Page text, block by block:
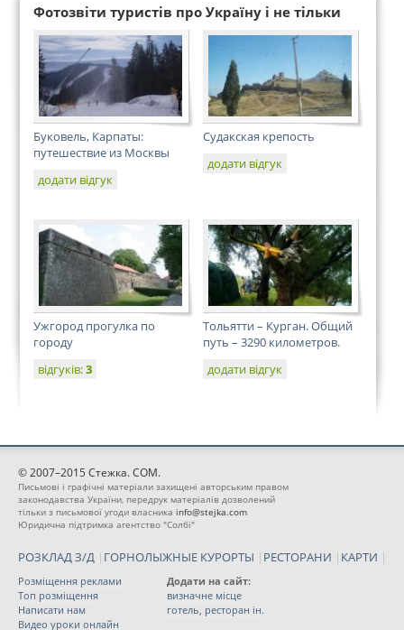
Фотозвіти туристів про Україну і не тільки
Буковель, Карпаты:
путешествие из Москвы
додати відгук
Судакская крепость
додати відгук
Ужгород прогулка по
городу
відгуків:3
Тольятти – Курган. Общий
путь – 3290 километров.
додати відгук
© 2007–2015 Стежка. COM.
Письмові і графічні матеріали захищені авторським правом
законодавства України, передрук матеріалів дозволений
тільки з письмової угоди власника info@stejka.com
Юридична підтримка агентство "Солбі"
РОЗКЛАД З/Д | ГОРНОЛЫЖНЫЕ КУРОРТЫ | РЕСТОРАНИ | КАРТИ |
Розміщення реклами
Топ розміщення
Написати нам
Видео уроки онлайн
Додати на сайт:
визначне місце
готель, ресторан ін.